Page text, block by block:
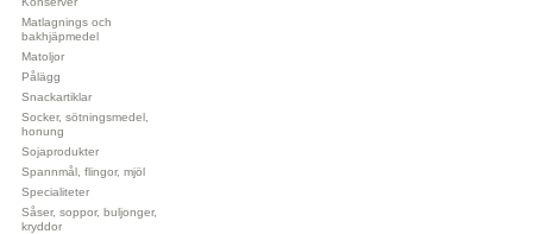
Matlagnings och
bakhjäpmedel
Matoljor
Pålägg
Snackartiklar
Socker, sötningsmedel,
honung
Sojaprodukter
Spannmål, flingor, mjöl
Specialiteter
Såser, soppor, buljonger,
kryddor